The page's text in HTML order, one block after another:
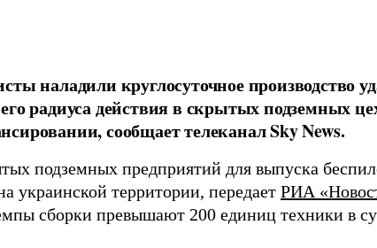
наладили круглосуточное производство
радиуса действия в скрытых подземных
сообщает телеканал Sky News.
подземных предприятий для выпуска
украинской территории, передает РИА
сборки превышают 200 единиц техники в